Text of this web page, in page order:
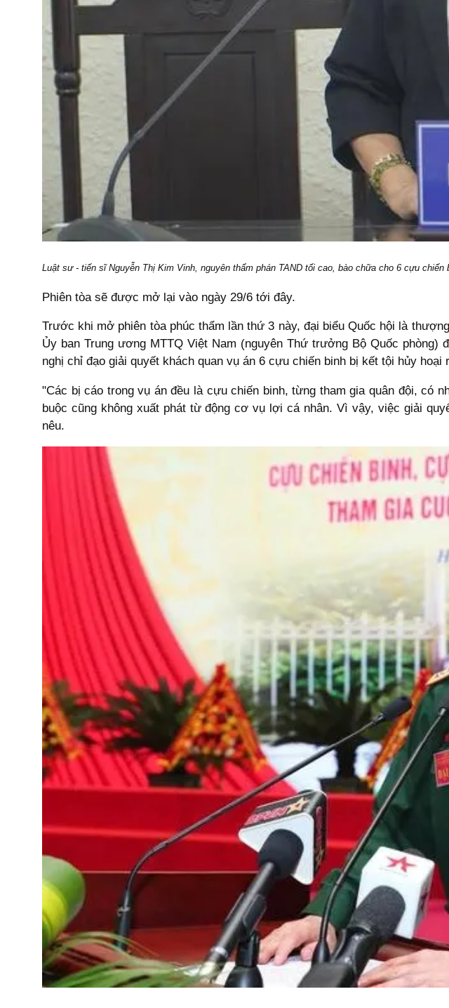
Luật sư - tiến sĩ Nguyễn Thị Kim Vinh, nguyên thẩm phán TAND tối cao, bào chữa cho 6 cựu chiến
Phiên tòa sẽ được mở lại vào ngày 29/6 tới đây.
Trước khi mở phiên tòa phúc thẩm lần thứ 3 này, đại biểu Quốc hội là
Ủy ban Trung ương MTTQ Việt Nam (nguyên Thứ trưởng Bộ Quốc
nghị chỉ đạo giải quyết khách quan vụ án 6 cựu chiến binh bị kết tội hủy hoại
"Các bị cáo trong vụ án đều là cựu chiến binh, từng tham gia quân đội, có
buộc cũng không xuất phát từ động cơ vụ lợi cá nhân. Vì vậy, việc giải
nêu.